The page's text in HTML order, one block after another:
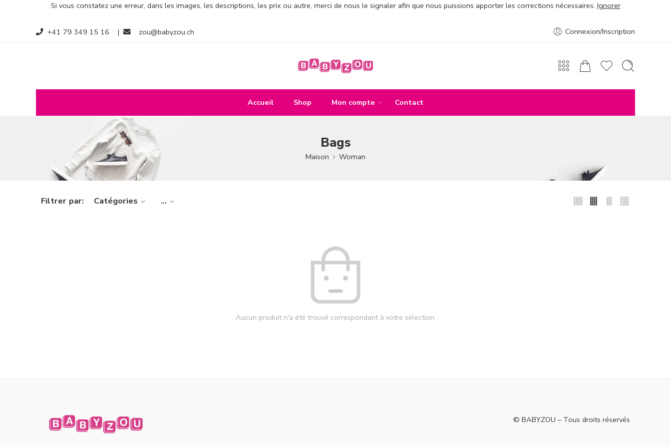
Si vous constatez une erreur, dans les images, les descriptions, les prix ou autre, merci de nous le signaler afin que nous puissions apporter les corrections nécessaires. Ignorer
+41 79 349 15 16 | zou@babyzou.ch Connexion/Inscription
Accueil Shop Mon compte Contact
Bags
Maison Woman
Filtrer par: Catégories ...
Aucun produit n'a été trouvé correspondant à votre sélection.
© BABYZOU – Tous droits réservés